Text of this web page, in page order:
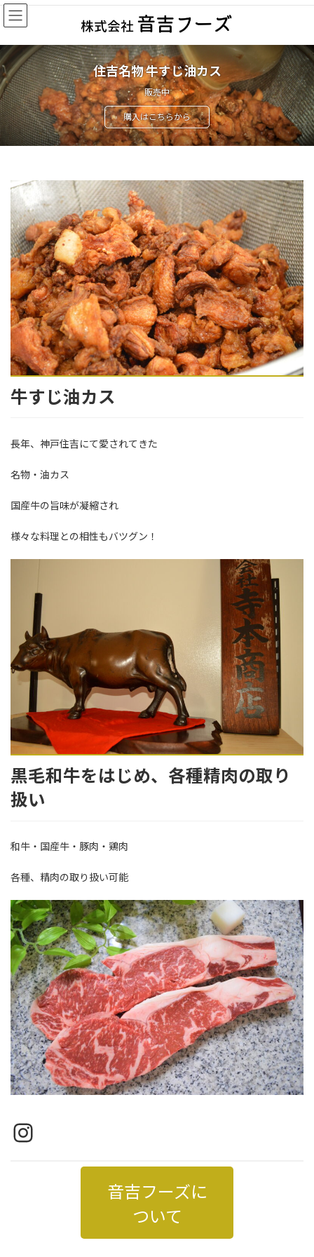
コ
ン
ン
ツ
へ
ス
キ
ッ
プ
ナ
ビ
ー
シ
ョ
ン
に
移
動
住吉名物 牛すじ油カス
販売中
購入はこちらから
牛すじ油カス
長年、神戸住吉にて愛されてきた
名物・油カス
国産牛の旨味が凝縮され
様々な料理との相性もバツグン！
黒毛和牛をはじめ、各種精肉の取り
扱い
和牛・国産牛・豚肉・鶏肉
各種、精肉の取り扱い可能
Instagram
音吉フーズに
ついて